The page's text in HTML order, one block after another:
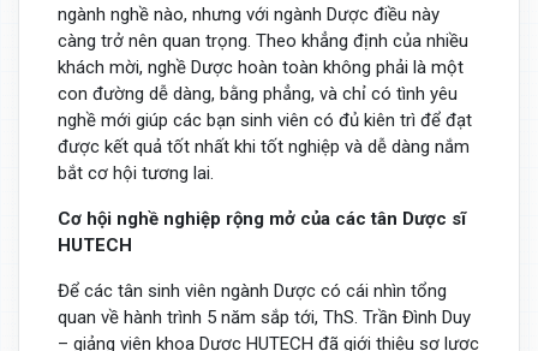
ngành nghề nào, nhưng với ngành Dược điều này
càng trở nên quan trọng. Theo khẳng định của nhiều
khách mời, nghề Dược hoàn toàn không phải là một
con đường dễ dàng, bằng phẳng, và chỉ có tình yêu
nghề mới giúp các bạn sinh viên có đủ kiên trì để đạt
được kết quả tốt nhất khi tốt nghiệp và dễ dàng nắm
bắt cơ hội tương lai.
Cơ hội nghề nghiệp rộng mở của các tân Dược sĩ
HUTECH
Để các tân sinh viên ngành Dược có cái nhìn tổng
quan về hành trình 5 năm sắp tới, ThS. Trần Đình Duy
– giảng viên khoa Dược HUTECH đã giới thiệu sơ lược